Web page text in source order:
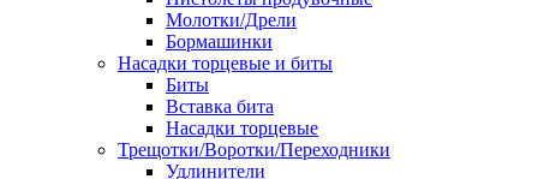
Молотки/Дрели
Бормашинки
Насадки торцевые и биты
Биты
Вставка бита
Насадки торцевые
Трещотки/Воротки/Переходники
Удлинители